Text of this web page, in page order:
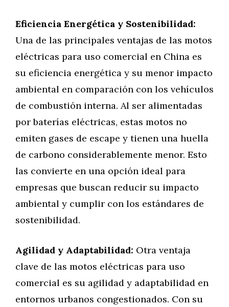
Eficiencia Energética y Sostenibilidad:
Una de las principales ventajas de las motos
eléctricas para uso comercial en China es
su eficiencia energética y su menor impacto
ambiental en comparación con los vehículos
de combustión interna. Al ser alimentadas
por baterías eléctricas, estas motos no
emiten gases de escape y tienen una huella
de carbono considerablemente menor. Esto
las convierte en una opción ideal para
empresas que buscan reducir su impacto
ambiental y cumplir con los estándares de
sostenibilidad.
Agilidad y Adaptabilidad: Otra ventaja
clave de las motos eléctricas para uso
comercial es su agilidad y adaptabilidad en
entornos urbanos congestionados. Con su